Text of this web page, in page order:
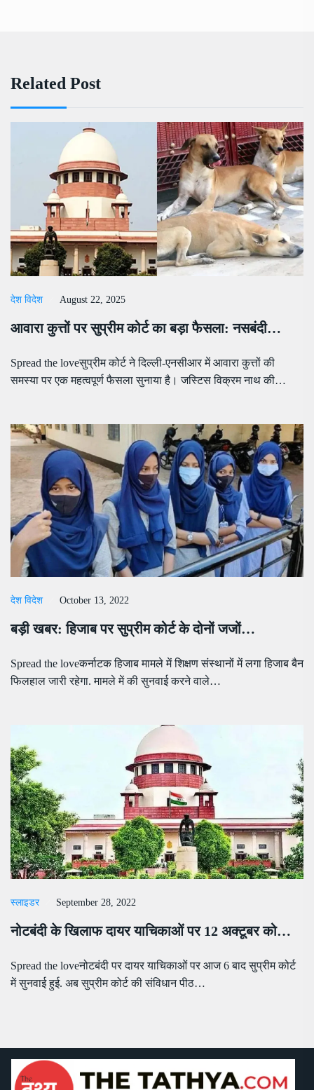
Related Post
देश विदेश August 22, 2025
आवारा कुत्तों पर सुप्रीम कोर्ट का बड़ा फैसला: नसबंदी…
Spread the loveसुप्रीम कोर्ट ने दिल्ली-एनसीआर में आवारा कुत्तों की
समस्या पर एक महत्वपूर्ण फैसला सुनाया है। जस्टिस विक्रम नाथ की…
देश विदेश October 13, 2022
बड़ी खबर: हिजाब पर सुप्रीम कोर्ट के दोनों जजों…
Spread the loveकर्नाटक हिजाब मामले में शिक्षण संस्थानों में लगा हिजाब बैन
फिलहाल जारी रहेगा. मामले में की सुनवाई करने वाले…
स्लाइडर September 28, 2022
नोटबंदी के खिलाफ दायर याचिकाओं पर 12 अक्टूबर को…
Spread the loveनोटबंदी पर दायर याचिकाओं पर आज 6 बाद सुप्रीम कोर्ट
में सुनवाई हुई. अब सुप्रीम कोर्ट की संविधान पीठ…